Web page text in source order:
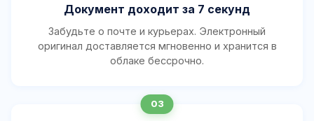
Документ доходит за 7 секунд
Забудьте о почте и курьерах. Электронный
оригинал доставляется мгновенно и хранится в
облаке бессрочно.